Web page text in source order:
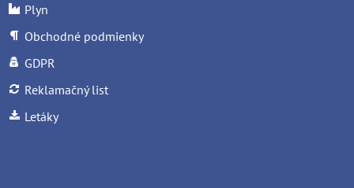
Plyn
Obchodné podmienky
GDPR
Reklamačný list
Letáky